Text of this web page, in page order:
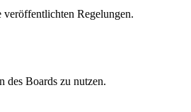
veröffentlichten Regelungen.
des Boards zu nutzen.